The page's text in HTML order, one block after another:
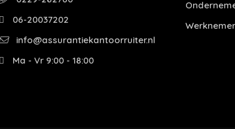
06-20037202
info@assurantiekantoorruiter.nl
Ma - Vr 9:00 - 18:00